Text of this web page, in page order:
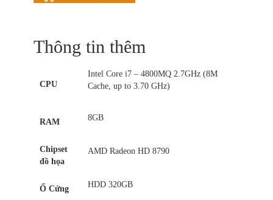
Thông tin thêm
CPU
Intel Core i7 – 4800MQ 2.7GHz (8M
Cache, up to 3.70 GHz)
RAM 8GB
Chipset
đồ họa
AMD Radeon HD 8790
Ổ Cứng HDD 320GB